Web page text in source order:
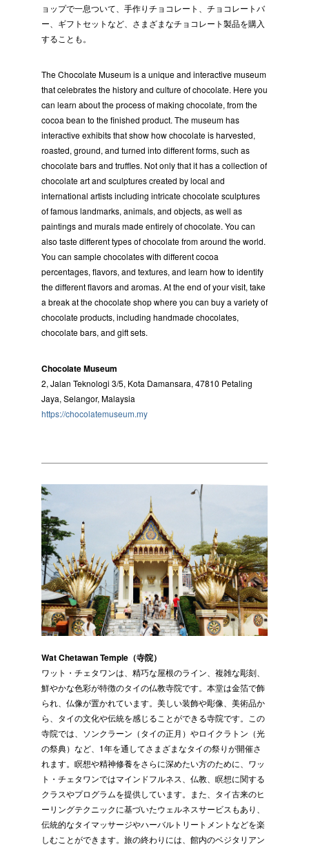
ョップで一息ついて、手作りチョコレート、チョコレートバ
ー、ギフトセットなど、さまざまなチョコレート製品を購入
することも。
The Chocolate Museum is a unique and interactive museum
that celebrates the history and culture of chocolate. Here you
can learn about the process of making chocolate, from the
cocoa bean to the finished product. The museum has
interactive exhibits that show how chocolate is harvested,
roasted, ground, and turned into different forms, such as
chocolate bars and truffles. Not only that it has a collection of
chocolate art and sculptures created by local and
international artists including intricate chocolate sculptures
of famous landmarks, animals, and objects, as well as
paintings and murals made entirely of chocolate. You can
also taste different types of chocolate from around the world.
You can sample chocolates with different cocoa
percentages, flavors, and textures, and learn how to identify
the different flavors and aromas. At the end of your visit, take
a break at the chocolate shop where you can buy a variety of
chocolate products, including handmade chocolates,
chocolate bars, and gift sets.
Chocolate Museum
2, Jalan Teknologi 3/5, Kota Damansara, 47810 Petaling
Jaya, Selangor, Malaysia
https://chocolatemuseum.my
Wat Chetawan Temple（寺院）
ワット・チェタワンは、精巧な屋根のライン、複雑な彫刻、
鮮やかな色彩が特徴のタイの仏教寺院です。本堂は金箔で飾
られ、仏像が置かれています。美しい装飾や彫像、美術品か
ら、タイの文化や伝統を感じることができる寺院です。この
寺院では、ソンクラーン（タイの正月）やロイクラトン（光
の祭典）など、1年を通してさまざまなタイの祭りが開催さ
れます。瞑想や精神修養をさらに深めたい方のために、ワッ
ト・チェタワンではマインドフルネス、仏教、瞑想に関する
クラスやプログラムを提供しています。また、タイ古来のヒ
ーリングテクニックに基づいたウェルネスサービスもあり、
伝統的なタイマッサージやハーバルトリートメントなどを楽
しむことができます。旅の終わりには、館内のベジタリアン